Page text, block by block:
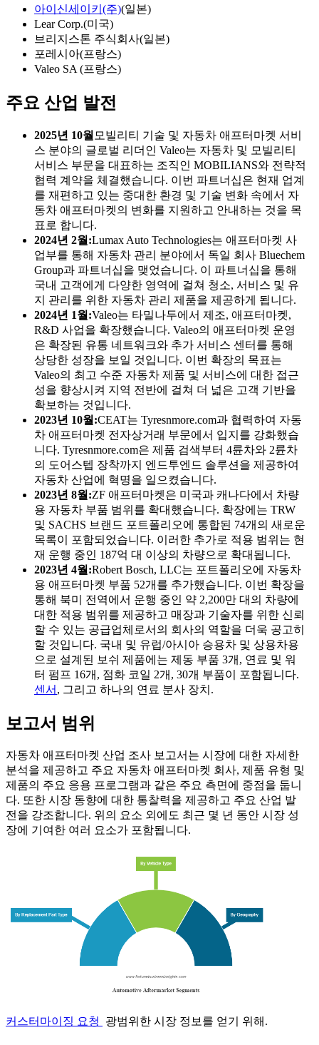
아이신세이키(주)(일본)
Lear Corp.(미국)
브리지스톤 주식회사(일본)
포레시아(프랑스)
Valeo SA (프랑스)
주요 산업 발전
2025년 10월 모빌리티 기술 및 자동차 애프터마켓 서비
스 분야의 글로벌 리더인 Valeo는 자동차 및 모빌리티
서비스 부문을 대표하는 조직인 MOBILIANS와 전략적
협력 계약을 체결했습니다. 이번 파트너십은 현재 업계
를 재편하고 있는 중대한 환경 및 기술 변화 속에서 자
동차 애프터마켓의 변화를 지원하고 안내하는 것을 목
표로 합니다.
2024년 2월:Lumax Auto Technologies는 애프터마켓 사
업부를 통해 자동차 관리 분야에서 독일 회사 Bluechem
Group과 파트너십을 맺었습니다. 이 파트너십을 통해
국내 고객에게 다양한 영역에 걸쳐 청소, 서비스 및 유
지 관리를 위한 자동차 관리 제품을 제공하게 됩니다.
2024년 1월:Valeo는 타밀나두에서 제조, 애프터마켓,
R&D 사업을 확장했습니다. Valeo의 애프터마켓 운영
은 확장된 유통 네트워크와 추가 서비스 센터를 통해
상당한 성장을 보일 것입니다. 이번 확장의 목표는
Valeo의 최고 수준 자동차 제품 및 서비스에 대한 접근
성을 향상시켜 지역 전반에 걸쳐 더 넓은 고객 기반을
확보하는 것입니다.
2023년 10월:CEAT는 Tyresnmore.com과 협력하여 자동
차 애프터마켓 전자상거래 부문에서 입지를 강화했습
니다. Tyresnmore.com은 제품 검색부터 4륜차와 2륜차
의 도어스텝 장착까지 엔드투엔드 솔루션을 제공하여
자동차 산업에 혁명을 일으켰습니다.
2023년 8월 :ZF 애프터마켓은 미국과 캐나다에서 차량
용 자동차 부품 범위를 확대했습니다. 확장에는 TRW
및 SACHS 브랜드 포트폴리오에 통합된 74개의 새로운
목록이 포함되었습니다. 이러한 추가로 적용 범위는 현
재 운행 중인 187억 대 이상의 차량으로 확대됩니다.
2023년 4월 :Robert Bosch, LLC는 포트폴리오에 자동차
용 애프터마켓 부품 52개를 추가했습니다. 이번 확장을
통해 북미 전역에서 운행 중인 약 2,200만 대의 차량에
대한 적용 범위를 제공하고 매장과 기술자를 위한 신뢰
할 수 있는 공급업체로서의 회사의 역할을 더욱 공고히
할 것입니다. 국내 및 유럽/아시아 승용차 및 상용차용
으로 설계된 보쉬 제품에는 제동 부품 3개, 연료 및 워
터 펌프 16개, 점화 코일 2개, 30개 부품이 포함됩니다.
센서 , 그리고 하나의 연료 분사 장치.
보고서 범위
자동차 애프터마켓 산업 조사 보고서는 시장에 대한 자세한
분석을 제공하고 주요 자동차 애프터마켓 회사, 제품 유형 및
제품의 주요 응용 프로그램과 같은 주요 측면에 중점을 둡니
다. 또한 시장 동향에 대한 통찰력을 제공하고 주요 산업 발
전을 강조합니다. 위의 요소 외에도 최근 몇 년 동안 시장 성
장에 기여한 여러 요소가 포함됩니다.
커스터마이징 요청 광범위한 시장 정보를 얻기 위해.